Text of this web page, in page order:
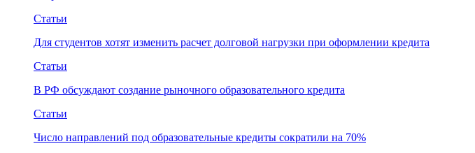
Статьи
Для студентов хотят изменить расчет долговой нагрузки при оформлении кредита
Статьи
В РФ обсуждают создание рыночного образовательного кредита
Статьи
Число направлений под образовательные кредиты сократили на 70%